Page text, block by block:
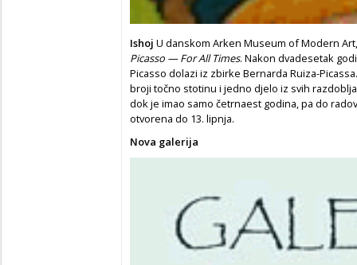
Ishoj U danskom Arken Museum of Modern
Picasso — For All Times. Nakon dvadesetak
Picasso dolazi iz zbirke Bernarda Ruiza-
broji točno stotinu i jedno djelo iz svih
dok je imao samo četrnaest godina, pa do
otvorena do 13. lipnja.
Nova galerija